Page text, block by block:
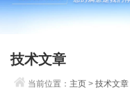
技术文章
当前位置： 主页 >技术文章